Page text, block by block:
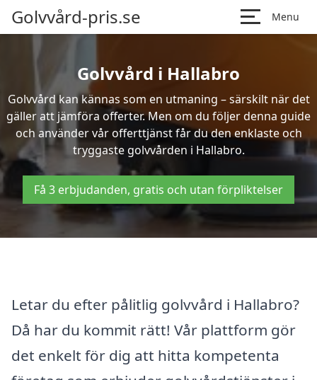
Golvvård-pris.se Menu
Golvvård i Hallabro
Golvvård kan kännas som en utmaning – särskilt när det
gäller att jämföra offerter. Men om du följer denna guide
och använder vår offerttjänst får du den enklaste och
tryggaste golvvården i Hallabro.
Få 3 erbjudanden, gratis och utan förpliktelser
Letar du efter pålitlig golvvård i Hallabro?
Då har du kommit rätt! Vår plattform gör
det enkelt för dig att hitta kompetenta